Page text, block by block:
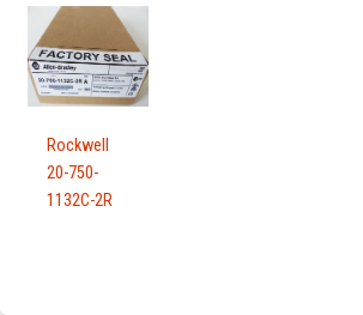
Rockwell
20-750-
1132C-2R